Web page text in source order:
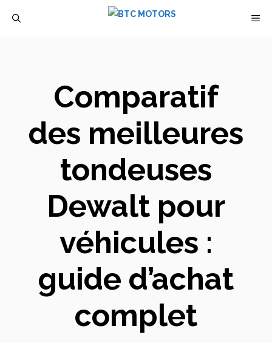
Comparatif
des meilleures
tondeuses
Dewalt pour
véhicules :
guide d’achat
complet